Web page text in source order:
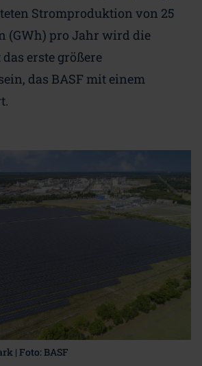
Stromproduktion von 25
(GWh) pro Jahr wird die
erste größere
das BASF mit einem
| Foto: BASF